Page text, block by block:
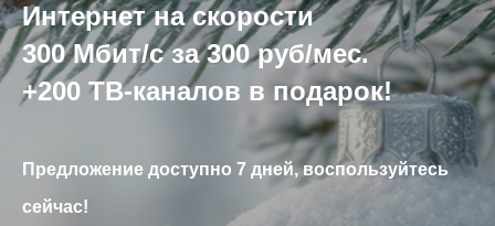
Интернет на скорости
300 Мбит/с за 300 руб/мес.
+200 ТВ-каналов в подарок!
Предложение доступно 7 дней, воспользуйтесь
сейчас!